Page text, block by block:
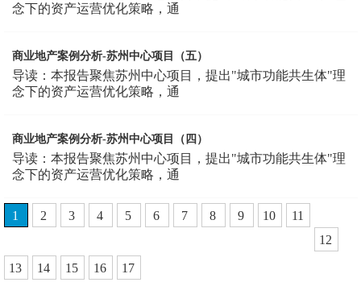
念下的资产运营优化策略，通
商业地产案例分析-苏州中心项目（五）
导读：本报告聚焦苏州中心项目，提出"城市功能共生体"理
念下的资产运营优化策略，通
商业地产案例分析-苏州中心项目（四）
导读：本报告聚焦苏州中心项目，提出"城市功能共生体"理
念下的资产运营优化策略，通
1 2 3 4 5 6 7 8 9 10
11
12
13 14 15 16 17